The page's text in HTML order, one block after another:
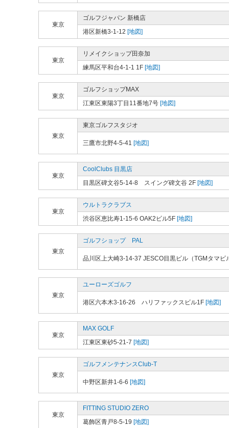
東京
ゴルフジャパン 新橋店
港区新橋3-1-12 [地図]
東京
リメイクショップ田奈加
練馬区平和台4-1-1 1F [地図]
東京
ゴルフショップMAX
江東区東陽3丁目11番地7号 [地図]
東京
東京ゴルフスタジオ
三鷹市北野4-5-41 [地図]
東京
CoolClubs 目黒店
目黒区碑文谷5-14-8 スイング碑文谷 2F [地図]
東京
ウルトラクラブス
渋谷区恵比寿1-15-6 OAK2ビル5F [地図]
東京
ゴルフショップ PAL
品川区上大崎3-14-37 JESCO目黒ビル（TGMタマビ
東京
ユーローズゴルフ
港区六本木3-16-26 ハリファックスビル1F [地図]
東京
MAX GOLF
江東区東砂5-21-7 [地図]
東京
ゴルフメンテナンスClub-T
中野区新井1-6-6 [地図]
東京
FITTING STUDIO ZERO
葛飾区青戸8-5-19 [地図]